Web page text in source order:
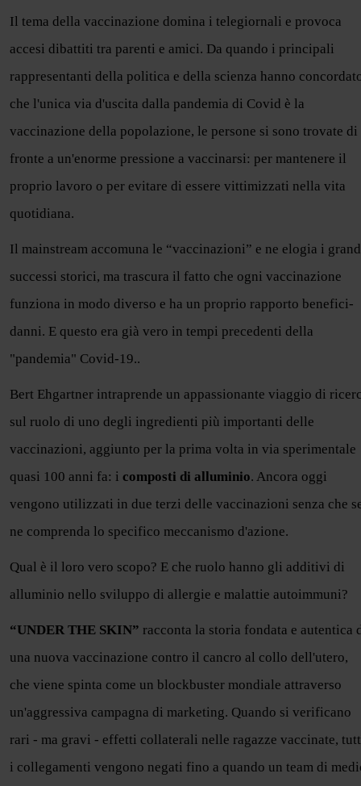
Il tema della vaccinazione domina i telegiornali e provoca
accesi dibattiti tra parenti e amici. Da quando i principali
rappresentanti della politica e della scienza hanno
che l'unica via d'uscita dalla pandemia di Covid è la
vaccinazione della popolazione, le persone si sono trovate di
fronte a un'enorme pressione a vaccinarsi: per mantenere il
proprio lavoro o per evitare di essere vittimizzati nella vita
quotidiana.
Il mainstream accomuna le “vaccinazioni” e ne elogia i
successi storici, ma trascura il fatto che ogni vaccinazione
funziona in modo diverso e ha un proprio rapporto benefici-
danni. E questo era già vero in tempi precedenti della
"pandemia" Covid-19..
Bert Ehgartner intraprende un appassionante viaggio di
sul ruolo di uno degli ingredienti più importanti delle
vaccinazioni, aggiunto per la prima volta in via sperimentale
quasi 100 anni fa: i composti di alluminio. Ancora oggi
vengono utilizzati in due terzi delle vaccinazioni senza che
ne comprenda lo specifico meccanismo d'azione.
Qual è il loro vero scopo? E che ruolo hanno gli additivi di
alluminio nello sviluppo di allergie e malattie autoimmuni?
“UNDER THE SKIN” racconta la storia fondata e autentica
una nuova vaccinazione contro il cancro al collo dell'utero,
che viene spinta come un blockbuster mondiale attraverso
un'aggressiva campagna di marketing. Quando si verificano
rari - ma gravi - effetti collaterali nelle ragazze vaccinate,
i collegamenti vengono negati fino a quando un team di